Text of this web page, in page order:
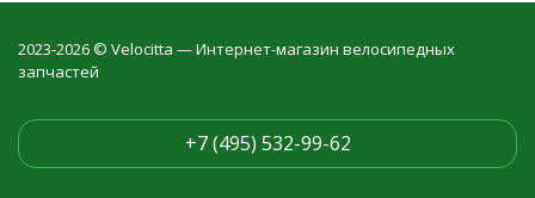
2023-2026 © Velocitta — Интернет-магазин велосипедных
запчастей
+7 (495) 532-99-62